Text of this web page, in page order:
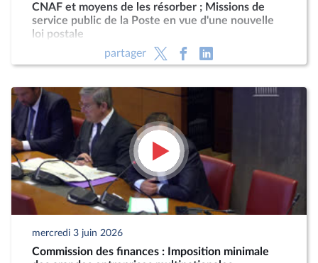
CNAF et moyens de les résorber ; Missions de
service public de la Poste en vue d'une nouvelle
loi postale
partager
mercredi 3 juin 2026
Commission des finances : Imposition minimale